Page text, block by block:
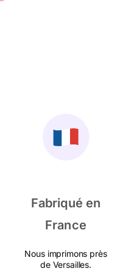
Fabriqué en
France
Nous imprimons près
de Versailles.